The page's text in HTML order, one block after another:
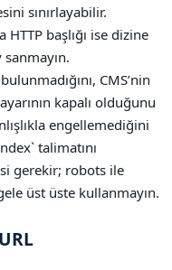
sınırlayabilir.
başlığı ise dizine
CMS’nin
kapalı olduğunu
engellemediğini
talimatını
gerekir; robots ile
üst üste kullanmayın.